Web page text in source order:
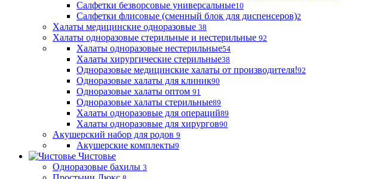
Салфетки безворсовые универсальные10
Салфетки флисовые (сменный блок для диспенсеров)2
Халаты медицинские одноразовые 38
Халаты одноразовые стерильные и нестерильные 92
Халаты одноразовые нестерильные54
Халаты хирургические стерильные38
Одноразовые медицинские халаты от производителя!92
Одноразовые халаты для клиник90
Одноразовые халаты оптом 91
Одноразовые халаты стерильные89
Халаты одноразовые для операций89
Халаты одноразовые для хирургов90
Акушерский набор для родов 9
Акушерские комплекты9
Чистовье
Одноразовые бахилы 3